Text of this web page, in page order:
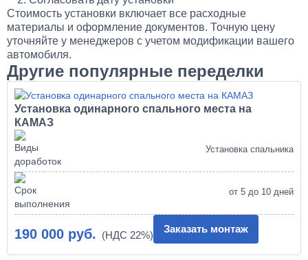
Стоимость установки включает все расходные
материалы и оформление документов. Точную цену
уточняйте у менеджеров с учетом модификации вашего
автомобиля.
Другие популярные переделки
Установка одинарного спального места на
КАМАЗ
Установка спальника
от 5 до 10 дней
190 000 руб. Заказать монтаж